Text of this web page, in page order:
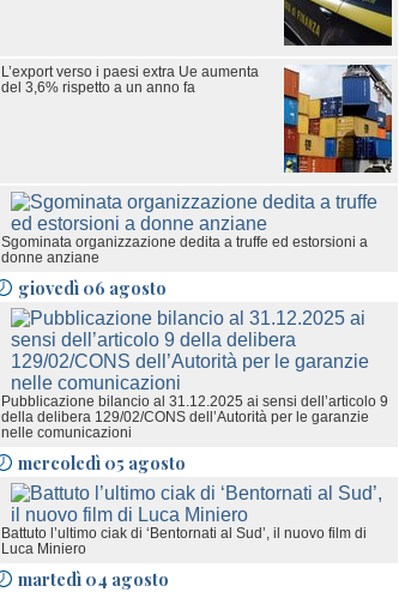
L’export verso i paesi extra Ue aumenta
del 3,6% rispetto a un anno fa
Sgominata organizzazione dedita a truffe ed estorsioni a
donne anziane
giovedì 06 agosto
Pubblicazione bilancio al 31.12.2025 ai sensi dell’articolo 9
della delibera 129/02/CONS dell’Autorità per le garanzie
nelle comunicazioni
mercoledì 05 agosto
Battuto l’ultimo ciak di ‘Bentornati al Sud’, il nuovo film di
Luca Miniero
martedì 04 agosto